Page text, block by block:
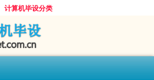
计算机毕设分类